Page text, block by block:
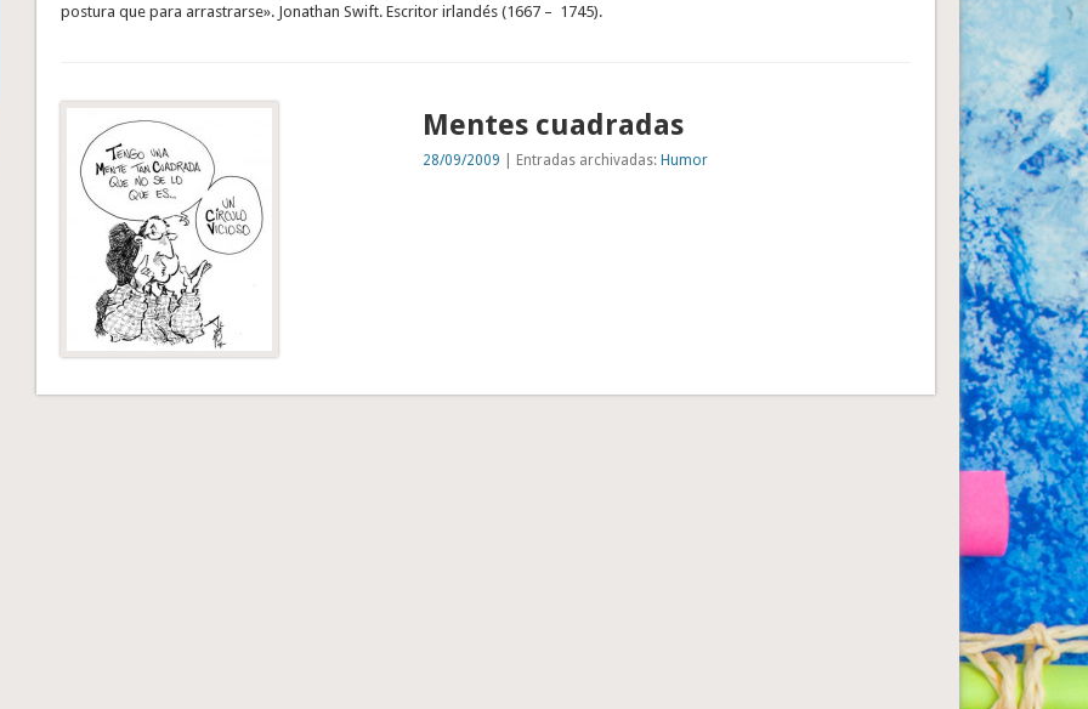
postura que para arrastrarse». Jonathan Swift. Escritor irlandés (1667 – 1745).
Mentes cuadradas
28/09/2009 | Entradas archivadas: Humor